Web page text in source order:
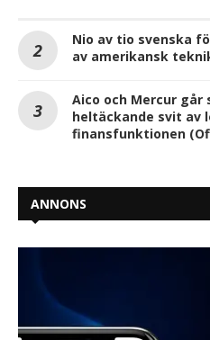
Nio av tio svenska
av amerikansk
Aico och Mercur
heltäckande svit av
finansfunktionen
ANNONS